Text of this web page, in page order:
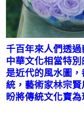
千百年來人們透
中華文化相當特
是近代的風水圖
統，藝術家林宗
盼將傳統文化寶